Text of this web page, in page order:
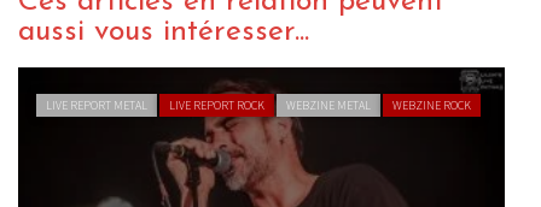
aussi vous intéresser...
LIVE REPORT METAL LIVE REPORT ROCK WEBZINE METAL WEBZINE ROCK